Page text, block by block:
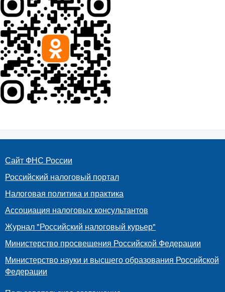
Сайт ФНС России
Российский налоговый портал
Налоговая политика и практика
Ассоциация налоговых консультантов
Журнал "Российский налоговый курьер"
Министерство просвещения Российской Федерации
Министерство науки и высшего образования Российской
Федерации